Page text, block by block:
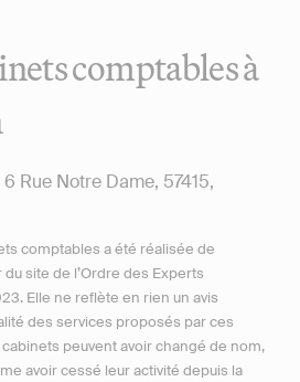
comptables à
Rue Notre Dame, 57415,
comptables a été réalisée de
site de l’Ordre des Experts
Elle ne reflète en rien un avis
des services proposés par ces
peuvent avoir changé de nom,
avoir cessé leur activité depuis la